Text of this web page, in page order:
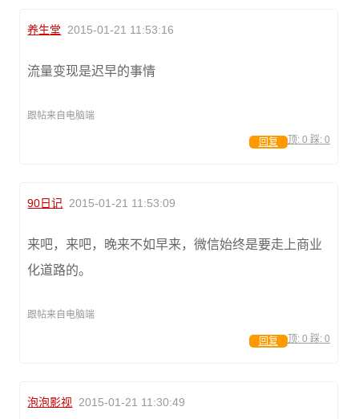
养生堂 2015-01-21 11:53:16
流量变现是迟早的事情
跟帖来自电脑端
顶: 0 踩: 0
回复
90日记 2015-01-21 11:53:09
来吧，来吧，晚来不如早来，微信始终是要走上商业
化道路的。
跟帖来自电脑端
顶: 0 踩: 0
回复
泡泡影视 2015-01-21 11:30:49